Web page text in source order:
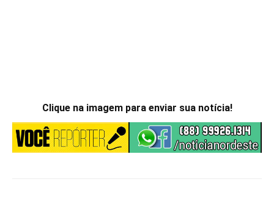
Clique na imagem para enviar sua notícia!